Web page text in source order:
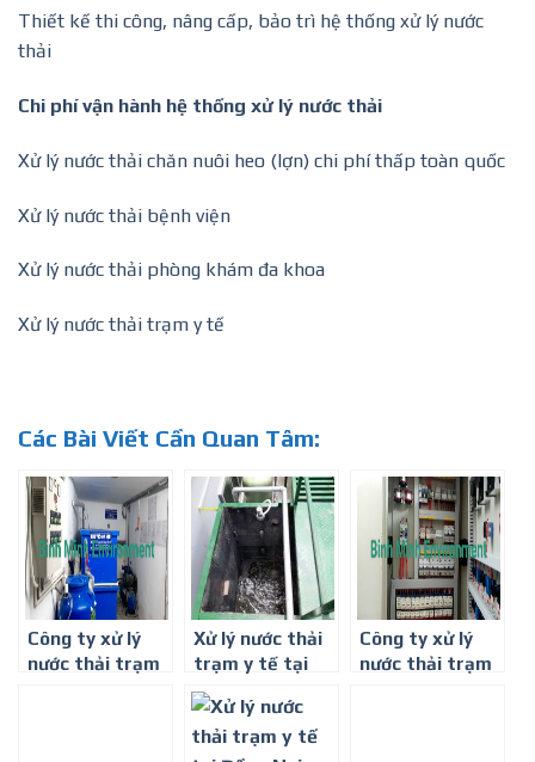
Thiết kế thi công, nâng cấp, bảo trì hệ thống xử lý nước
thải
Chi phí vận hành hệ thống xử lý nước thải
Xử lý nước thải chăn nuôi heo (lợn) chi phí thấp toàn quốc
Xử lý nước thải bệnh viện
Xử lý nước thải phòng khám đa khoa
Xử lý nước thải trạm y tế
Các Bài Viết Cần Quan Tâm:
Công ty xử lý
nước thải trạm
Xử lý nước thải
trạm y tế tại
Bình Dương
Công ty xử lý
nước thải trạm